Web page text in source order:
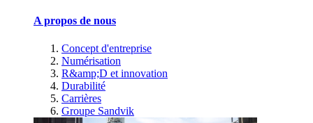
A propos de nous
Concept d'entreprise
Numérisation
R&amp;D et innovation
Durabilité
Carrières
Groupe Sandvik